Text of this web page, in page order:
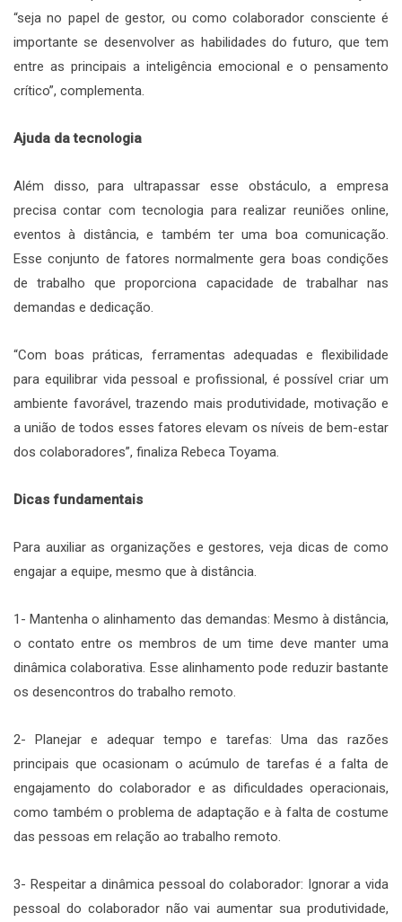
“seja no papel de gestor, ou como colaborador consciente é
importante se desenvolver as habilidades do futuro, que tem
entre as principais a inteligência emocional e o pensamento
crítico”, complementa.
Ajuda da tecnologia
Além disso, para ultrapassar esse obstáculo, a empresa
precisa contar com tecnologia para realizar reuniões online,
eventos à distância, e também ter uma boa comunicação.
Esse conjunto de fatores normalmente gera boas condições
de trabalho que proporciona capacidade de trabalhar nas
demandas e dedicação.
“Com boas práticas, ferramentas adequadas e flexibilidade
para equilibrar vida pessoal e profissional, é possível criar um
ambiente favorável, trazendo mais produtividade, motivação e
a união de todos esses fatores elevam os níveis de bem-estar
dos colaboradores”, finaliza Rebeca Toyama.
Dicas fundamentais
Para auxiliar as organizações e gestores, veja dicas de como
engajar a equipe, mesmo que à distância.
1- Mantenha o alinhamento das demandas: Mesmo à distância,
o contato entre os membros de um time deve manter uma
dinâmica colaborativa. Esse alinhamento pode reduzir bastante
os desencontros do trabalho remoto.
2- Planejar e adequar tempo e tarefas: Uma das razões
principais que ocasionam o acúmulo de tarefas é a falta de
engajamento do colaborador e as dificuldades operacionais,
como também o problema de adaptação e à falta de costume
das pessoas em relação ao trabalho remoto.
3- Respeitar a dinâmica pessoal do colaborador: Ignorar a vida
pessoal do colaborador não vai aumentar sua produtividade,